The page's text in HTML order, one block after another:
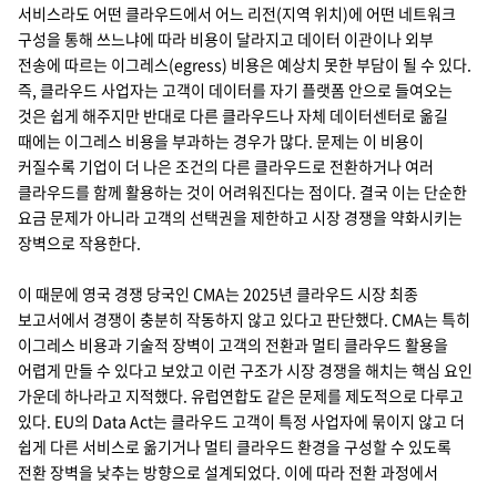
서비스라도 어떤 클라우드에서 어느 리전(지역 위치)에 어떤 네트워크
구성을 통해 쓰느냐에 따라 비용이 달라지고 데이터 이관이나 외부
전송에 따르는 이그레스(egress) 비용은 예상치 못한 부담이 될 수 있다.
즉, 클라우드 사업자는 고객이 데이터를 자기 플랫폼 안으로 들여오는
것은 쉽게 해주지만 반대로 다른 클라우드나 자체 데이터센터로 옮길
때에는 이그레스 비용을 부과하는 경우가 많다. 문제는 이 비용이
커질수록 기업이 더 나은 조건의 다른 클라우드로 전환하거나 여러
클라우드를 함께 활용하는 것이 어려워진다는 점이다. 결국 이는 단순한
요금 문제가 아니라 고객의 선택권을 제한하고 시장 경쟁을 약화시키는
장벽으로 작용한다.
이 때문에 영국 경쟁 당국인 CMA는 2025년 클라우드 시장 최종
보고서에서 경쟁이 충분히 작동하지 않고 있다고 판단했다. CMA는 특히
이그레스 비용과 기술적 장벽이 고객의 전환과 멀티 클라우드 활용을
어렵게 만들 수 있다고 보았고 이런 구조가 시장 경쟁을 해치는 핵심 요인
가운데 하나라고 지적했다. 유럽연합도 같은 문제를 제도적으로 다루고
있다. EU의 Data Act는 클라우드 고객이 특정 사업자에 묶이지 않고 더
쉽게 다른 서비스로 옮기거나 멀티 클라우드 환경을 구성할 수 있도록
전환 장벽을 낮추는 방향으로 설계되었다. 이에 따라 전환 과정에서